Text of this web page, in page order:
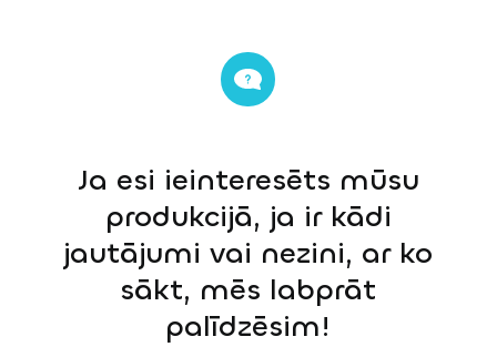
Ja esi ieinteresēts mūsu
produkcijā, ja ir kādi
jautājumi vai nezini, ar ko
sākt, mēs labprāt
palīdzēsim!